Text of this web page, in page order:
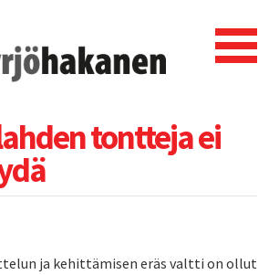
tontteja ei
ja kehittämisen eräs valtti on ollut